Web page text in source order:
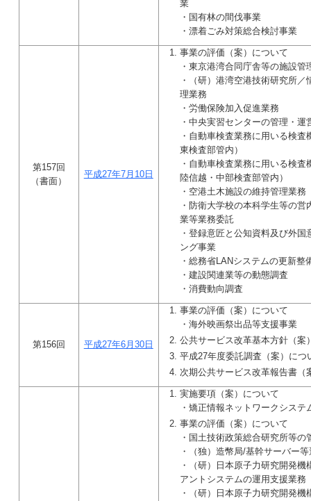
業
・国有林の間伐事業
・漂着ごみ対策総合検討事業
第157回
（書面）
平成27年7月10日
事業の評価（案）について
・東京港湾合同庁舎等の施設管
・（研）港湾空港技術研究所
理業務
・労働保険加入促進業務
・中央実習センターの管理・運
・自動車検査業務に用いる検
東検査部管内）
・自動車検査業務に用いる検
陸信越・中部検査部管内）
・空港土木施設の維持管理業務
・防衛大学校の本科学生等の
業等業務委託
・登録意匠と公知資料及び外
ング事業
・総務省LANシステムの更新整
・建設関連業等の動態調査
・消費動向調査
第156回 平成27年6月30日
事業の評価（案）について
・海外映画祭出品等支援事業
公共サービス改革基本方針（案
平成27年度委託調査（案）につ
次期公共サービス改革報告書（
実施要項（案）について
・矯正情報ネットワークシステ
事業の評価（案）について
・国土技術政策総合研究所等の
・（独）造幣局/基幹サーバー
・（研）日本原子力研究開発
アントシステムの運用支援業務
・（研）日本原子力研究開発